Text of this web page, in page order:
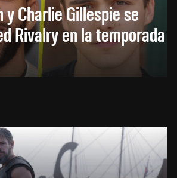
y Charlie Gillespie se
Rivalry en la temporada